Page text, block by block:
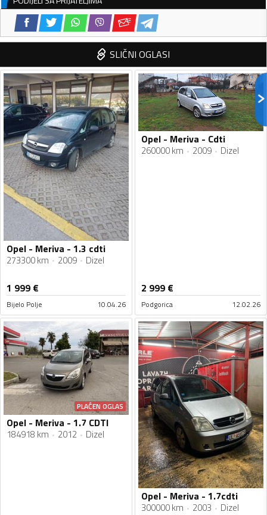
SLIČNI OGLASI
Opel - Meriva - 1.3 cdti
273300 km 2009 Dizel
1 999 €
Bijelo Polje 10.04.26
Opel - Meriva - Cdti
260000 km 2009 Dizel
2 999 €
Podgorica 12.02.26
PLAĆEN OGLAS
Opel - Meriva - 1.7 CDTI
184918 km 2012 Dizel
Opel - Meriva - 1.7cdti
300000 km 2003 Dizel